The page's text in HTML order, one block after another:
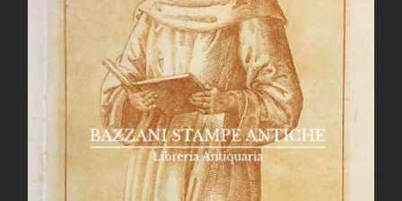
AGGIUNGI AL CARRELLO /